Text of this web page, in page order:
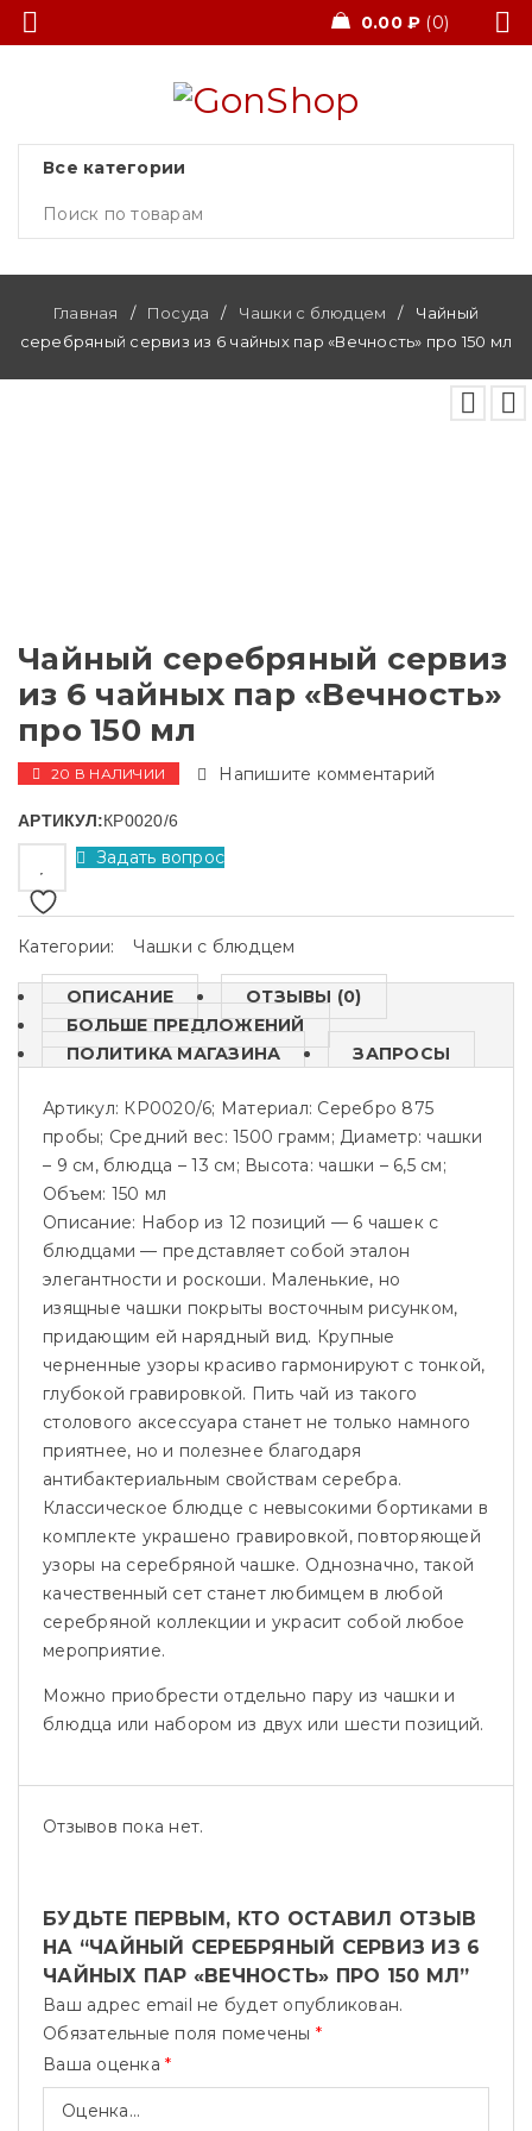
0.00 ₽ 0
Главная / Посуда / Чашки с блюдцем /
Чайный
серебряный сервиз из 6 чайных пар «Вечность» про 150 мл
Чайный серебряный сервиз
из 6 чайных пар «Вечность»
про 150 мл
20 В НАЛИЧИИ Напишите комментарий
АРТИКУЛ:КР0020/6
Задать вопрос
Категории: Чашки с блюдцем
ОПИСАНИЕ
ОТЗЫВЫ (0)
БОЛЬШЕ ПРЕДЛОЖЕНИЙ
ПОЛИТИКА МАГАЗИНА
ЗАПРОСЫ
Артикул: КР0020/6; Материал: Серебро 875
пробы; Средний вес: 1500 грамм; Диаметр: чашки
– 9 см, блюдца – 13 см; Высота: чашки – 6,5 см;
Объем: 150 мл
Описание: Набор из 12 позиций — 6 чашек с
блюдцами — представляет собой эталон
элегантности и роскоши. Маленькие, но
изящные чашки покрыты восточным рисунком,
придающим ей нарядный вид. Крупные
черненные узоры красиво гармонируют с тонкой,
глубокой гравировкой. Пить чай из такого
столового аксессуара станет не только намного
приятнее, но и полезнее благодаря
антибактериальным свойствам серебра.
Классическое блюдце с невысокими бортиками в
комплекте украшено гравировкой, повторяющей
узоры на серебряной чашке. Однозначно, такой
качественный сет станет любимцем в любой
серебряной коллекции и украсит собой любое
мероприятие.
Можно приобрести отдельно пару из чашки и
блюдца или набором из двух или шести позиций.
Отзывов пока нет.
БУДЬТЕ ПЕРВЫМ, КТО ОСТАВИЛ ОТЗЫВ
НА “ЧАЙНЫЙ СЕРЕБРЯНЫЙ СЕРВИЗ ИЗ 6
ЧАЙНЫХ ПАР «ВЕЧНОСТЬ» ПРО 150 МЛ”
Ваш адрес email не будет опубликован.
Обязательные поля помечены *
Ваша оценка *